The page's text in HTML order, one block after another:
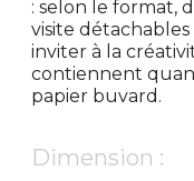
: selon le format,
visite
inviter à la
contiennent
papier buvard.
Dimension :